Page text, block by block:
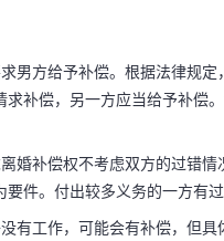
男方给予补偿。根据法律规
补偿，另一方应当给予补偿
婚补偿权不考虑双方的过错
件。付出较多义务的一方有
有工作，可能会有补偿，但
能从彩礼给
费怎么办